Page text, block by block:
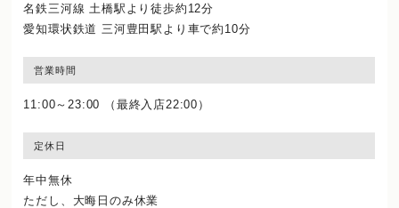
名鉄三河線 土橋駅より徒歩約12分
愛知環状鉄道 三河豊田駅より車で約10分
営業時間
11:00～23:00 （最終入店22:00）
定休日
年中無休
ただし、大晦日のみ休業